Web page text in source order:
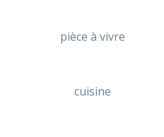
pièce à vivre
cuisine